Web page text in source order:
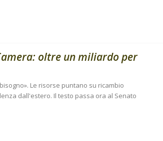
oltre un miliardo per
Le risorse puntano su ricambio
dall'estero. Il testo passa ora al Senato